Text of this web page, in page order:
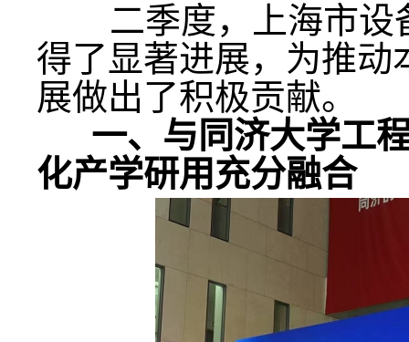
二季度，上海市设
得了显著进展，为推动
展做出了积极贡献。
一、与同济大学工
化产学研用充分融合